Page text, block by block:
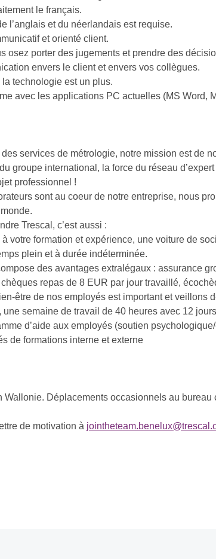
le français.
l’anglais et du néerlandais est requise.
et orienté client.
osez porter des jugements et prendre des
envers le client et envers vos collègues.
la technologie est un plus.
avec les applications PC actuelles (MS Word,
services de métrologie, notre mission est de
groupe international, la force du réseau
professionnel !
sont au coeur de notre entreprise, nous
Trescal, c’est aussi :
votre formation et expérience, une voiture de
plein et à durée indéterminée.
des avantages extralégaux : assurance
repas de 8 EUR par jour travaillé,
être de nos employés est important et veillons
semaine de travail de 40 heures avec 12
d’aide aux employés (soutien
de formations interne et externe
Wallonie. Déplacements occasionnels au bureau
de motivation à